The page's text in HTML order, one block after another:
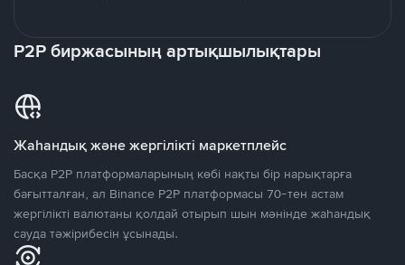
P2P биржасының артықшылықтары
Жаһандық және жергілікті маркетплейс
Басқа P2P платформаларының көбі нақты бір нарықтарға
бағытталған, ал Binance P2P платформасы 70-тен астам
жергілікті валютаны қолдай отырып шын мәнінде жаһандық
сауда тәжірибесін ұсынады.